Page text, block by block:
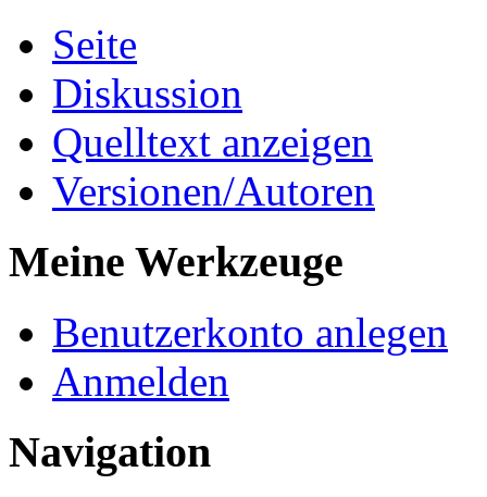
Seite
Diskussion
Quelltext anzeigen
Versionen/Autoren
Meine Werkzeuge
Benutzerkonto anlegen
Anmelden
Navigation